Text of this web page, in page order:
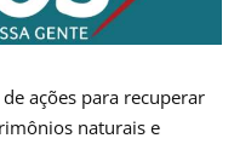
ações para recuperar
naturais e